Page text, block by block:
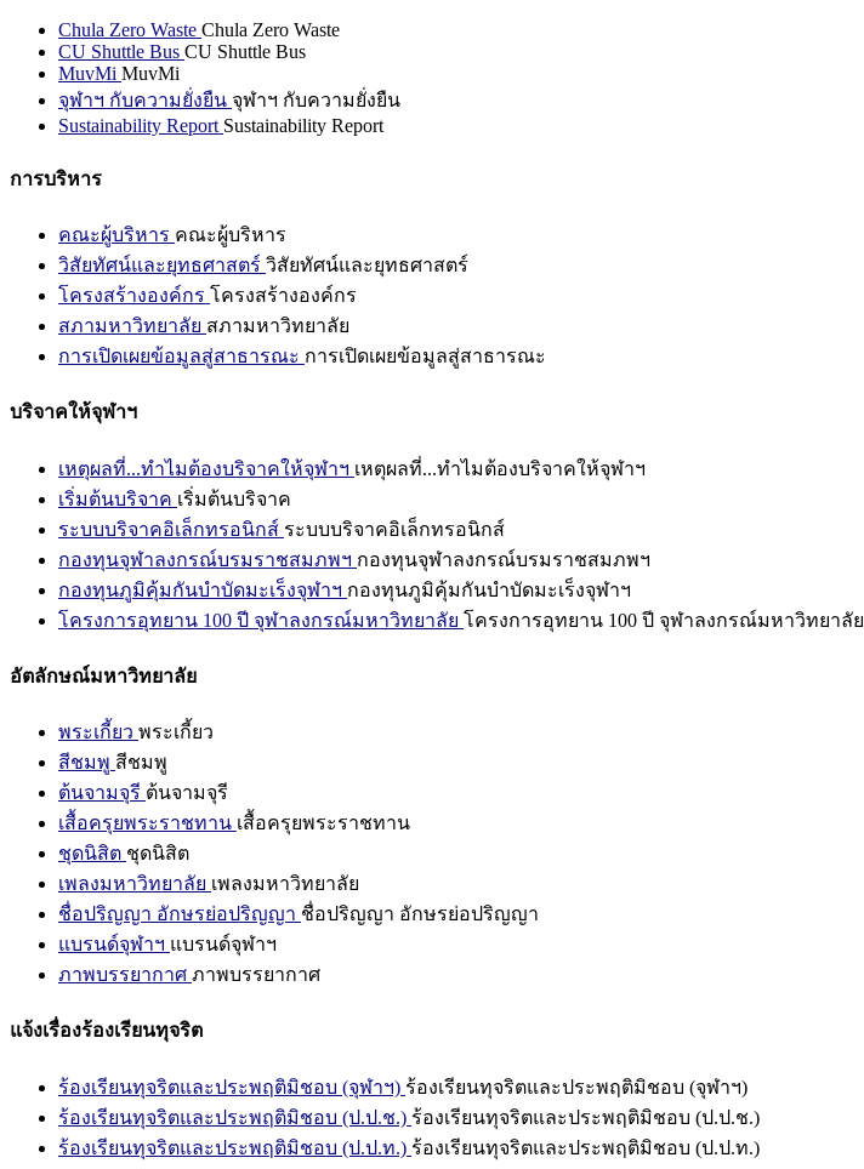
Chula Zero Waste Chula Zero Waste
CU Shuttle Bus CU Shuttle Bus
MuvMi MuvMi
จุฬาฯ กับความยั่งยืน จุฬาฯ กับความยั่งยืน
Sustainability Report Sustainability Report
การบริหาร
คณะผู้บริหาร คณะผู้บริหาร
วิสัยทัศน์และยุทธศาสตร์ วิสัยทัศน์และยุทธศาสตร์
โครงสร้างองค์กร โครงสร้างองค์กร
สภามหาวิทยาลัย สภามหาวิทยาลัย
การเปิดเผยข้อมูลสู่สาธารณะ การเปิดเผยข้อมูลสู่สาธารณะ
บริจาคให้จุฬาฯ
เหตุผลที่...ทำไมต้องบริจาคให้จุฬาฯ เหตุผลที่...ทำไมต้องบริจาคให้จุฬาฯ
เริ่มต้นบริจาค เริ่มต้นบริจาค
ระบบบริจาคอิเล็กทรอนิกส์ ระบบบริจาคอิเล็กทรอนิกส์
กองทุนจุฬาลงกรณ์บรมราชสมภพฯ กองทุนจุฬาลงกรณ์บรมราชสมภพฯ
กองทุนภูมิคุ้มกันบำบัดมะเร็งจุฬาฯ กองทุนภูมิคุ้มกันบำบัดมะเร็งจุฬาฯ
โครงการอุทยาน 100 ปี จุฬาลงกรณ์มหาวิทยาลัย โครงการอุทยาน 100 ปี จุฬาลงกรณ์มหาวิทยาลัย
อัตลักษณ์มหาวิทยาลัย
พระเกี้ยว พระเกี้ยว
สีชมพู สีชมพู
ต้นจามจุรี ต้นจามจุรี
เสื้อครุยพระราชทาน เสื้อครุยพระราชทาน
ชุดนิสิต ชุดนิสิต
เพลงมหาวิทยาลัย เพลงมหาวิทยาลัย
ชื่อปริญญา อักษรย่อปริญญา ชื่อปริญญา อักษรย่อปริญญา
แบรนด์จุฬาฯ แบรนด์จุฬาฯ
ภาพบรรยากาศ ภาพบรรยากาศ
แจ้งเรื่องร้องเรียนทุจริต
ร้องเรียนทุจริตและประพฤติมิชอบ (จุฬาฯ) ร้องเรียนทุจริตและประพฤติมิชอบ (จุฬาฯ)
ร้องเรียนทุจริตและประพฤติมิชอบ (ป.ป.ช.) ร้องเรียนทุจริตและประพฤติมิชอบ (ป.ป.ช.)
ร้องเรียนทุจริตและประพฤติมิชอบ (ป.ป.ท.) ร้องเรียนทุจริตและประพฤติมิชอบ (ป.ป.ท.)